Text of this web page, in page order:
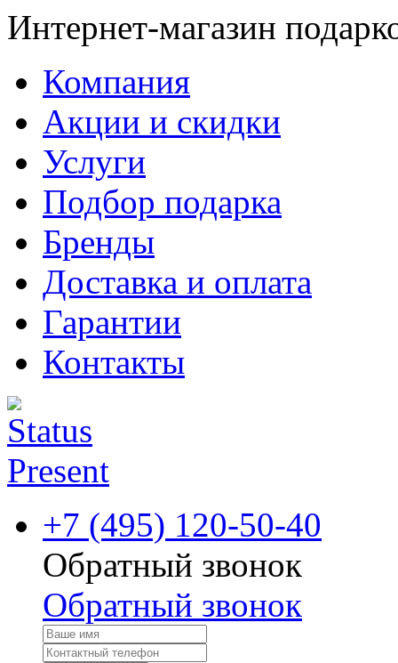
Интернет-магазин
Компания
Акции и скидки
Услуги
Подбор подарка
Бренды
Доставка и оплата
Гарантии
Контакты
+7 (495) 120-50-40
Обратный звонок
Обратный звонок